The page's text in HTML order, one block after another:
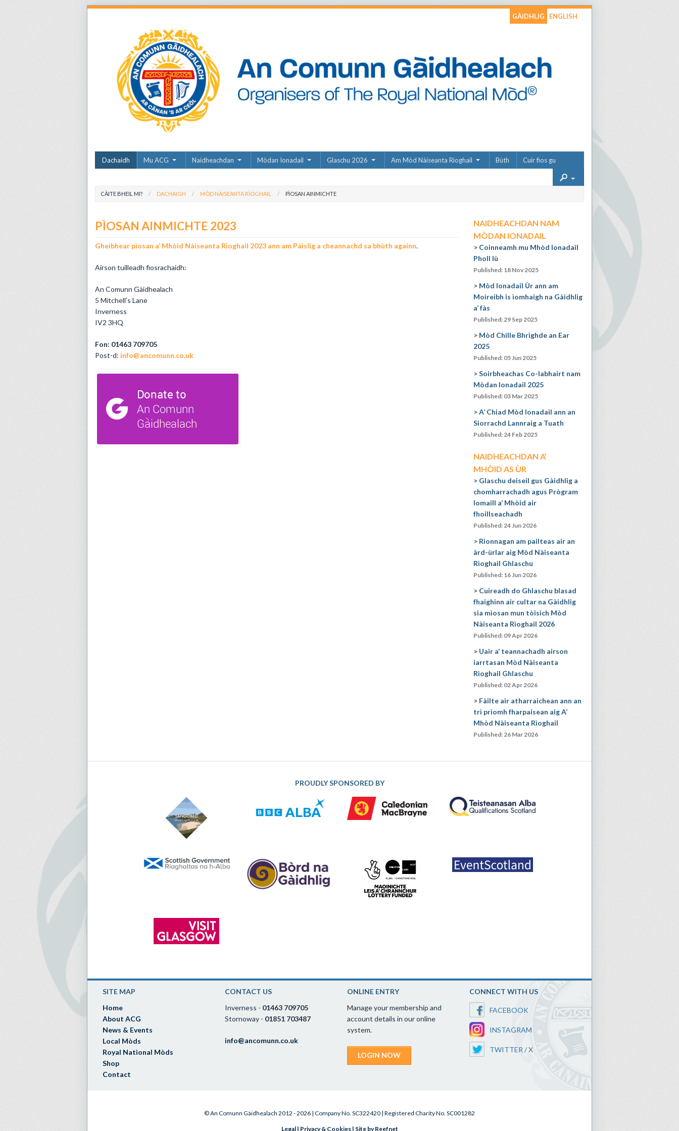
GÀIDHLIG ENGLISH
Dachaidh Mu ACG Naidheachdan Mòdan Ionadail Glaschu 2026 Am Mòd Nàiseanta Rìoghail Bùth Cuir fios gu
CÀITE BHEIL MI? DACHAIGH MÒD NÀISEANTA RÌOGHAIL PÌOSAN AINMICHTE
PÌOSAN AINMICHTE 2023
Gheibhear pìosan a’ Mhòid Nàiseanta Rìoghail 2023 ann am Pàislig a cheannachd sa bhùth againn.
Airson tuilleadh fiosrachaidh:
An Comunn Gàidhealach
5 Mitchell’s Lane
Inverness
IV2 3HQ
Fon: 01463 709705
Post-d: info@ancomunn.co.uk
NAIDHEACHDAN NAM
MÒDAN IONADAIL
Coinneamh mu Mhòd Ionadail
Pholl Iù
Published: 18 Nov 2025
Mòd Ionadail Ùr ann am
Moireibh is ìomhaigh na Gàidhlig
a’ fàs
Published: 29 Sep 2025
Mòd Chille Bhrìghde an Ear
2025
Published: 05 Jun 2025
Soirbheachas Co-labhairt nam
Mòdan Ionadail 2025
Published: 03 Mar 2025
A’ Chiad Mòd Ionadail ann an
Siorrachd Lannraig a Tuath
Published: 24 Feb 2025
NAIDHEACHDAN A’
MHÒID AS ÙR
Glaschu deiseil gus Gàidhlig a
chomharrachadh agus Prògram
Iomaill a’ Mhòid air
fhoillseachadh
Published: 24 Jun 2026
Rionnagan am pailteas air an
àrd-ùrlar aig Mòd Nàiseanta
Rìoghail Ghlaschu
Published: 16 Jun 2026
Cuireadh do Ghlaschu blasad
fhaighinn air cultar na Gàidhlig
sia mìosan mun tòisich Mòd
Nàiseanta Rìoghail 2026
Published: 09 Apr 2026
Uair a’ teannachadh airson
iarrtasan Mòd Nàiseanta
Rìoghail Ghlaschu
Published: 02 Apr 2026
Fàilte air atharraichean ann an
trì prìomh fharpaisean aig A’
Mhòd Nàiseanta Rìoghail
Published: 26 Mar 2026
PROUDLY SPONSORED BY
SITE MAP
Home
About ACG
News & Events
Local Mòds
Royal National Mòds
Shop
Contact
CONTACT US
Inverness - 01463 709705
Stornoway - 01851 703487
info@ancomunn.co.uk
ONLINE ENTRY
Manage your membership and
account details in our online
system.
LOGIN NOW
CONNECT WITH US
FACEBOOK
INSTAGRAM
TWITTER / X
© An Comunn Gàidhealach 2012 - 2026 | Company No. SC322420 | Registered Charity No. SC001282
Legal| Privacy & Cookies| Site by Reefnet